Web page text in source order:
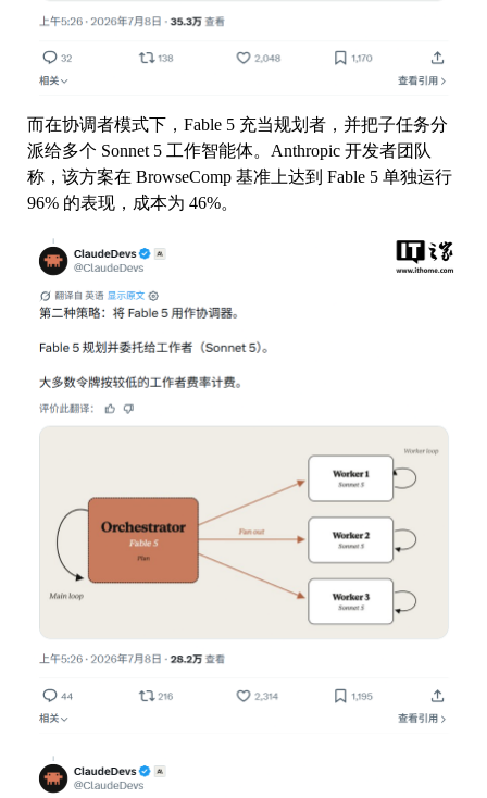
而在协调者模式下，Fable 5 充当规划者，并把子任务分
派给多个 Sonnet 5 工作智能体。Anthropic 开发者团队
称，该方案在 BrowseComp 基准上达到 Fable 5 单独运行
96% 的表现，成本为 46%。